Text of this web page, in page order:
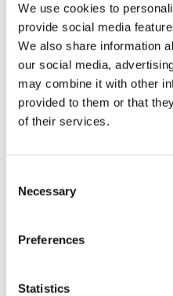
We use cookies to
provide social media
We also share information
our social media,
may combine it with other
provided to them or that
of their services.
Selection
Necessary
Preferences
Statistics
vilket möjliggör dess
textilområdet utan även
lättare läder. Lithium-Ion-
2400 mAh och är enkelt
laddstationen med LED-
som ingår i förpackningen,
att man kan klippa
Den maximala
och har en tunn form,
profiler. Den nya NERAPro